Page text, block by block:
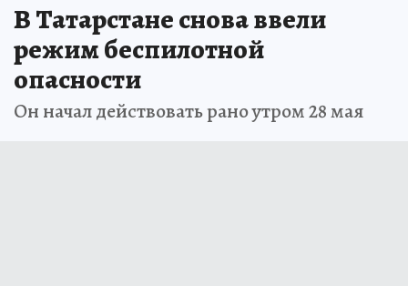
В Татарстане снова ввели
режим беспилотной
опасности
Он начал действовать рано утром 28 мая